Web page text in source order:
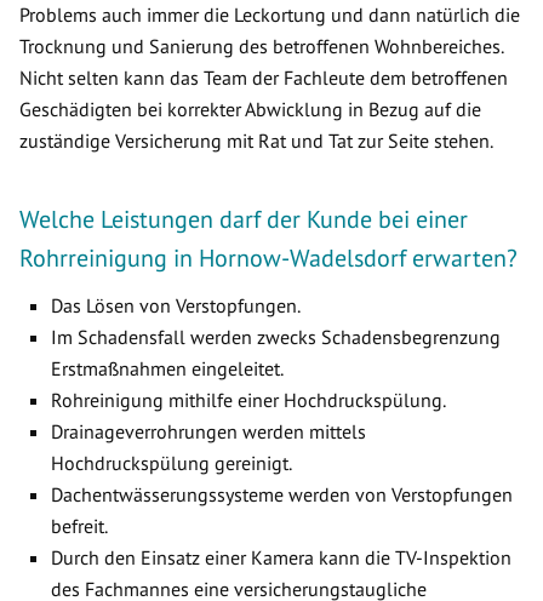
Problems auch immer die Leckortung und dann natürlich die
Trocknung und Sanierung des betroffenen Wohnbereiches.
Nicht selten kann das Team der Fachleute dem betroffenen
Geschädigten bei korrekter Abwicklung in Bezug auf die
zuständige Versicherung mit Rat und Tat zur Seite stehen.
Welche Leistungen darf der Kunde bei einer
Rohrreinigung in Hornow-Wadelsdorf erwarten?
Das Lösen von Verstopfungen.
Im Schadensfall werden zwecks Schadensbegrenzung
Erstmaßnahmen eingeleitet.
Rohreinigung mithilfe einer Hochdruckspülung.
Drainageverrohrungen werden mittels
Hochdruckspülung gereinigt.
Dachentwässerungssysteme werden von Verstopfungen
befreit.
Durch den Einsatz einer Kamera kann die TV-Inspektion
des Fachmannes eine versicherungstaugliche